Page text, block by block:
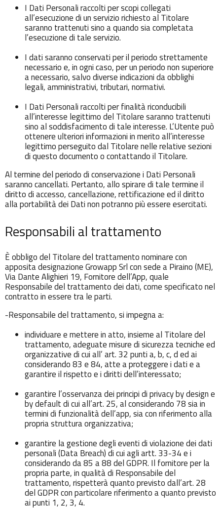
I Dati Personali raccolti per scopi collegati
all’esecuzione di un servizio richiesto al Titolare
saranno trattenuti sino a quando sia completata
l’esecuzione di tale servizio.
I dati saranno conservati per il periodo strettamente
necessario e, in ogni caso, per un periodo non superiore
a necessario, salvo diverse indicazioni da obblighi
legali, amministrativi, tributari, normativi.
I Dati Personali raccolti per finalità riconducibili
all’interesse legittimo del Titolare saranno trattenuti
sino al soddisfacimento di tale interesse. L’Utente può
ottenere ulteriori informazioni in merito all’interesse
legittimo perseguito dal Titolare nelle relative sezioni
di questo documento o contattando il Titolare.
Al termine del periodo di conservazione i Dati Personali
saranno cancellati. Pertanto, allo spirare di tale termine il
diritto di accesso, cancellazione, rettificazione ed il diritto
alla portabilità dei Dati non potranno più essere esercitati.
Responsabili al trattamento
È obbligo del Titolare del trattamento nominare con
apposita designazione Growapp Srl con sede a Piraino (ME),
Via Dante Alighieri 19, Fornitore dell’App, quale
Responsabile del trattamento dei dati, come specificato nel
contratto in essere tra le parti.
-Responsabile del trattamento, si impegna a:
individuare e mettere in atto, insieme al Titolare del
trattamento, adeguate misure di sicurezza tecniche ed
organizzative di cui all’ art. 32 punti a, b, c, d ed ai
considerando 83 e 84, atte a proteggere i dati e a
garantire il rispetto e i diritti dell’interessato;
garantire l’osservanza dei principi di privacy by design e
by default di cui all’art. 25, al considerando 78 sia in
termini di funzionalità dell’app, sia con riferimento alla
propria struttura organizzativa;
garantire la gestione degli eventi di violazione dei dati
personali (Data Breach) di cui agli artt. 33-34 e i
considerando da 85 a 88 del GDPR. Il fornitore per la
propria parte, in qualità di Responsabile del
trattamento, rispetterà quanto previsto dall’art. 28
del GDPR con particolare riferimento a quanto previsto
ai punti 1, 2, 3, 4.